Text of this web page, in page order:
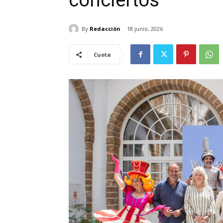
By Redacción 18 junio, 2026
Cuota